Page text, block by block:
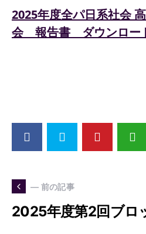
2025年度全パ日系社会
会 報告書
ダウンロー
— 前の記事
2025年度第2回ブロ